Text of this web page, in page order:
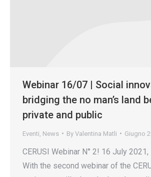
Webinar 16/07 | Social
bridging the no man’s land
private and public
Eventi News By Valentina Matli Giugno
CERUSI Webinar N° 2! 16 July
With the second webinar of the